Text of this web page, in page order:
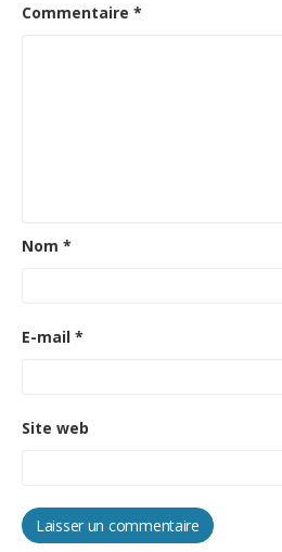
Commentaire *
Nom *
E-mail *
Site web